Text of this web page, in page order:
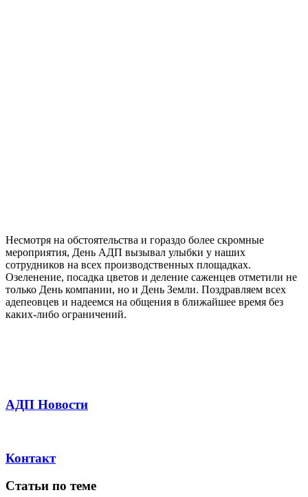
Несмотря на обстоятельства и гораздо более скромные
мероприятия, День АДП вызывал улыбки у наших
сотрудников на всех производственных площадках.
Озеленение, посадка цветов и деление саженцев отметили не
только День компании, но и День Земли. Поздравляем всех
адепеовцев и надеемся на общения в ближайшее время без
каких-либо ограничений.
АДП Новости
Контакт
Статьи по теме